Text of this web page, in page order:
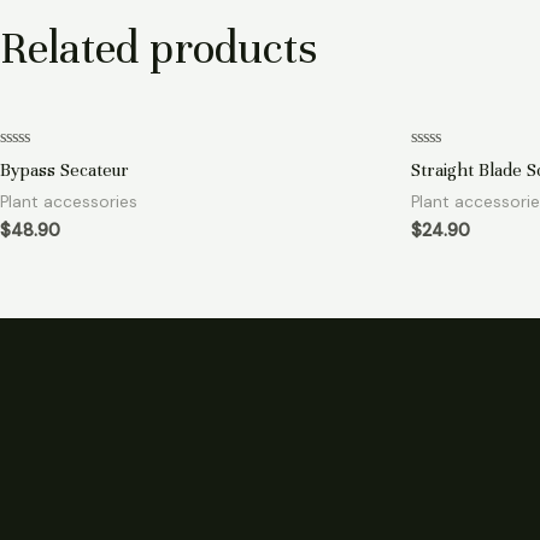
Related products
Rated
0
out
of
5
Bypass Secateur
Plant accessories
$48.90
Rated
0
out
of
5
Straight Blade
Plant
$24.90